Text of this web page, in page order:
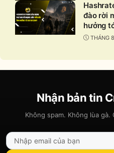
đào rời
hưởng
THÁNG
Nhận bản tin
Không spam. Không lùa